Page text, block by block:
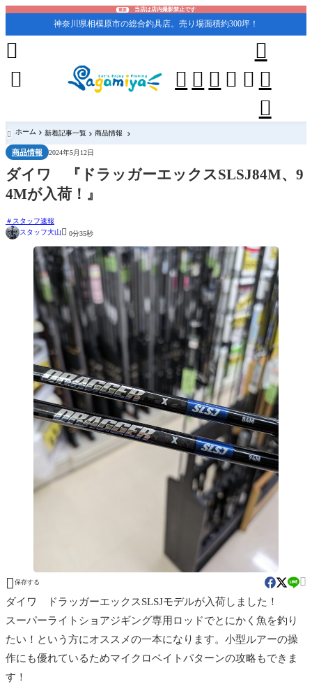
重要 当店は店内撮影禁止です
神奈川県相模原市の総合釣具店。売り場面積約300坪！
    





 ホーム 新着記事一覧 商品情報
商品情報 2024年5月12日
ダイワ 『ドラッガーエックスSLSJ84M、9
4Mが入荷！』
スタッフ速報
スタッフ大山 0分35秒
 保存する 
ダイワ ドラッガーエックスSLSJモデルが入荷しました！
スーパーライトショアジギング専用ロッドでとにかく魚を釣り
たい！という方にオススメの一本になります。小型ルアーの操
作にも優れているためマイクロベイトパターンの攻略もできま
す！